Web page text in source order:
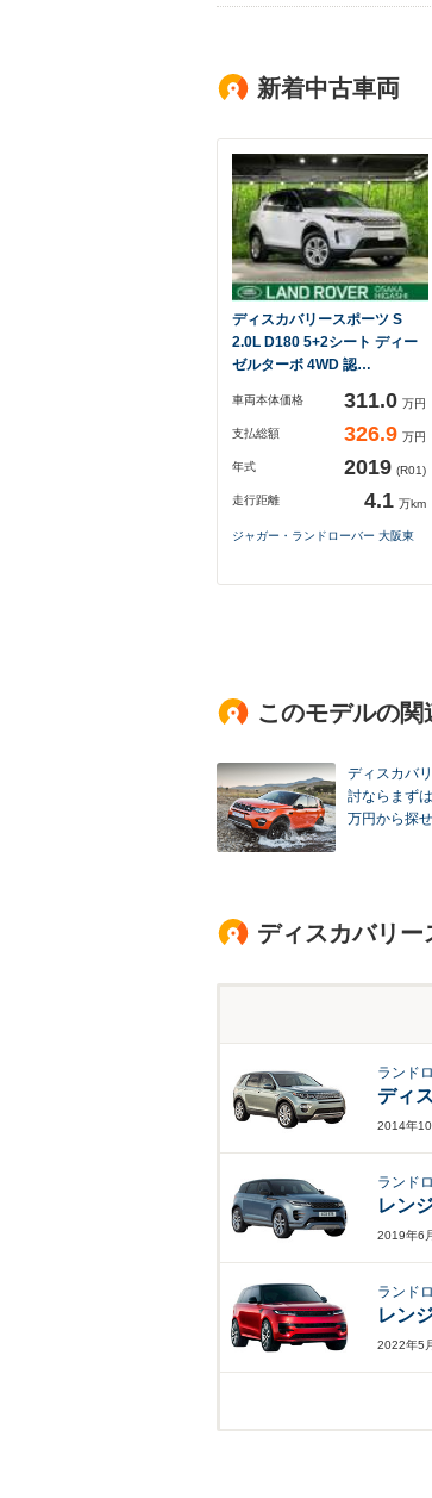
新着中古車両
ディスカバリースポーツ S
2.0L D180 5+2シート ディー
ゼルターボ 4WD 認…
車両本体価格 311.0 万円
支払総額 326.9 万円
年式 2019 (R01)
走行距離 4.1 万km
ジャガー・ランドローバー 大阪東
このモデルの関
ディスカバ
討ならまず
万円から探
ディスカバリ
ランド
ディ
2014年
ランド
レン
2019年6
ランド
レン
2022年5